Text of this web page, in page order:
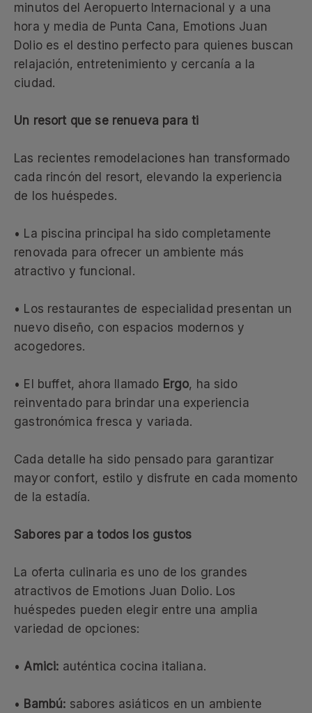
minutos del Aeropuerto Internacional y a una
hora y media de Punta Cana, Emotions Juan
Dolio es el destino perfecto para quienes buscan
relajación, entretenimiento y cercanía a la
ciudad.
Un resort que se renueva para ti
Las recientes remodelaciones han transformado
cada rincón del resort, elevando la experiencia
de los huéspedes.
• La piscina principal ha sido completamente
renovada para ofrecer un ambiente más
atractivo y funcional.
• Los restaurantes de especialidad presentan un
nuevo diseño, con espacios modernos y
acogedores.
• El buffet, ahora llamado Ergo, ha sido
reinventado para brindar una experiencia
gastronómica fresca y variada.
Cada detalle ha sido pensado para garantizar
mayor confort, estilo y disfrute en cada momento
de la estadía.
Sabores par a todos los gustos
La oferta culinaria es uno de los grandes
atractivos de Emotions Juan Dolio. Los
huéspedes pueden elegir entre una amplia
variedad de opciones:
• Amici: auténtica cocina italiana.
• Bambú: sabores asiáticos en un ambiente